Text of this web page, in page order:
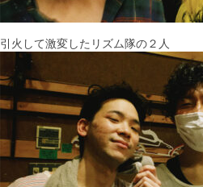
引火して激変したリズム隊の２人